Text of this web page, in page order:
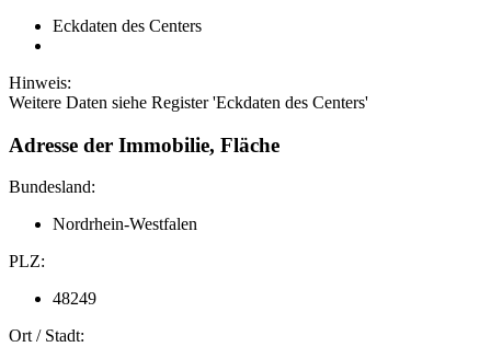
Eckdaten des Centers
Hinweis:
Weitere Daten siehe Register 'Eckdaten des Centers'
Adresse der Immobilie, Fläche
Bundesland:
Nordrhein-Westfalen
PLZ:
48249
Ort / Stadt: